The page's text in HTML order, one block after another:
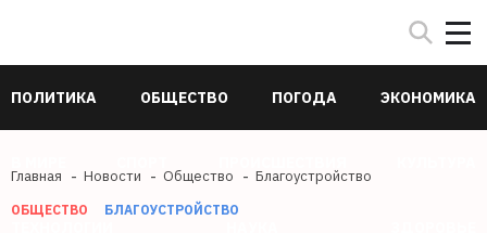
ПОЛИТИКА ОБЩЕСТВО ПОГОДА ЭКОНОМИКА
Главная Новости Общество Благоустройство
ОБЩЕСТВО БЛАГОУСТРОЙСТВО